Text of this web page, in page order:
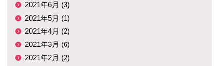
2021年6月 (3)
2021年5月 (1)
2021年4月 (2)
2021年3月 (6)
2021年2月 (2)